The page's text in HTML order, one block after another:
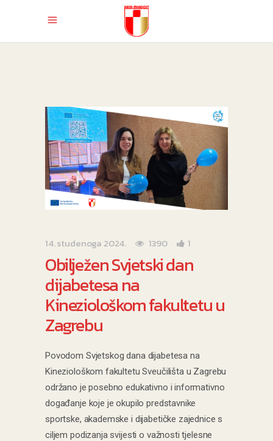
14. studenoga 2024. 1390 1
Obilježen Svjetski dan
dijabetesa na
Kineziološkom fakultetu u
Zagrebu
Povodom Svjetskog dana dijabetesa na
Kineziološkom fakultetu Sveučilišta u Zagrebu
održano je posebno edukativno i informativno
događanje koje je okupilo predstavnike
sportske, akademske i dijabetičke zajednice s
ciljem podizanja svijesti o važnosti tjelesne